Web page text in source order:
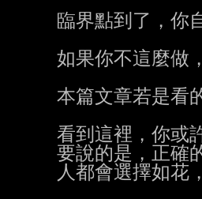
臨界點到了，你
如果你不這麼做
本篇文章若是看
看到這裡，你或
要說的是，正確
人都會選擇如花